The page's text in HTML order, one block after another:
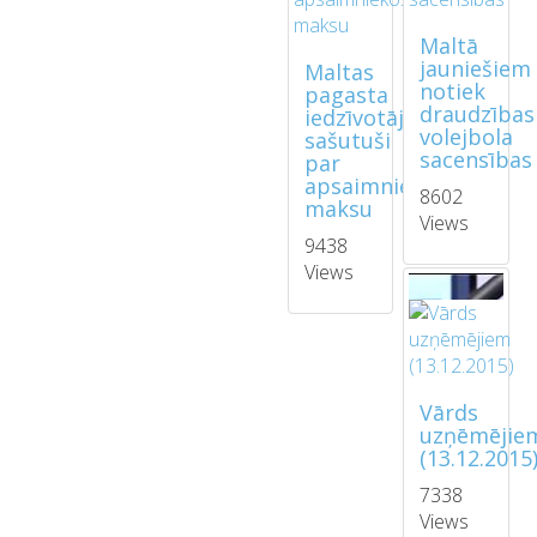
Maltas
pagasta
iedzīvotāji
sašutuši
par
apsaimniekošanas
maksu
9438
Views
Maltā
jauniešiem
notiek
draudzības
volejbola
sacensības
8602
Views
Vārds
7338
Views